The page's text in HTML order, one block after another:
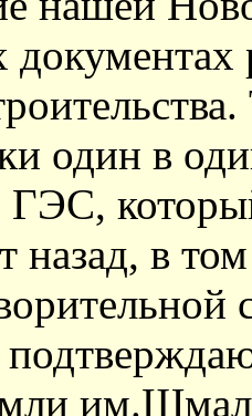
один в
ГЭС,
назад, в